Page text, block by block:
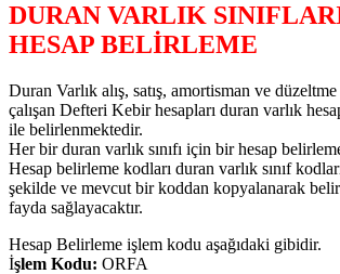
DURAN VARLIK
HESAP BELİRLEME
Duran Varlık alış, satış, amortisman ve düzeltme
çalışan Defteri Kebir hesapları duran varlık
ile belirlenmektedir.
Her bir duran varlık sınıfı için bir hesap
Hesap belirleme kodları duran varlık sınıf
şekilde ve mevcut bir koddan kopyalanarak
fayda sağlayacaktır.
Hesap Belirleme işlem kodu aşağıdaki gibidir.
İşlem Kodu: ORFA